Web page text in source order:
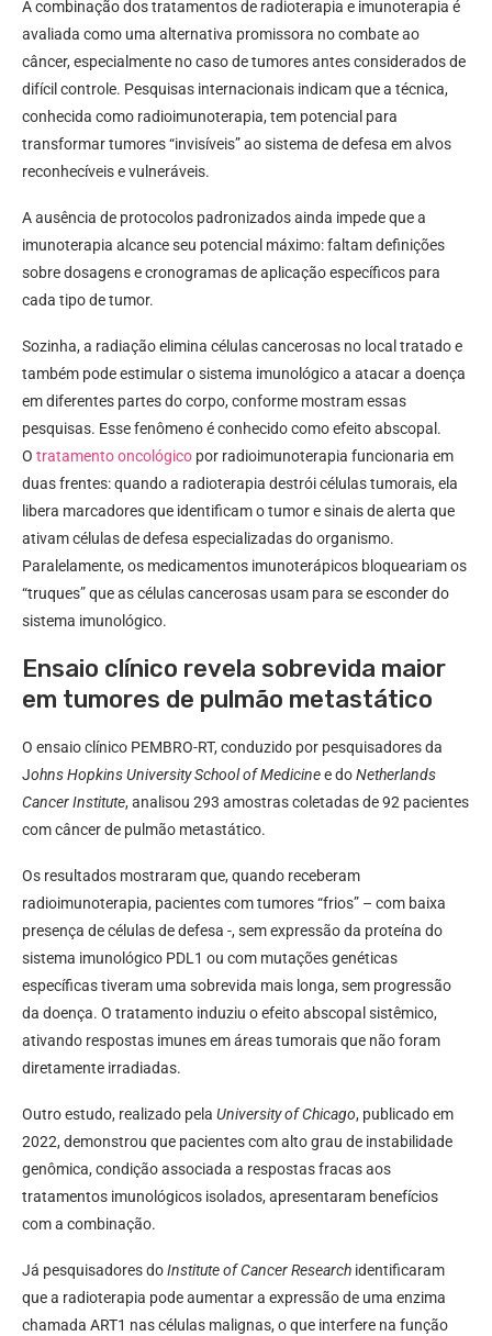
A combinação dos tratamentos de radioterapia e imunoterapia é
avaliada como uma alternativa promissora no combate ao
câncer, especialmente no caso de tumores antes considerados de
difícil controle. Pesquisas internacionais indicam que a técnica,
conhecida como radioimunoterapia, tem potencial para
transformar tumores “invisíveis” ao sistema de defesa em alvos
reconhecíveis e vulneráveis.
A ausência de protocolos padronizados ainda impede que a
imunoterapia alcance seu potencial máximo: faltam definições
sobre dosagens e cronogramas de aplicação específicos para
cada tipo de tumor.
Sozinha, a radiação elimina células cancerosas no local tratado e
também pode estimular o sistema imunológico a atacar a doença
em diferentes partes do corpo, conforme mostram essas
pesquisas. Esse fenômeno é conhecido como efeito abscopal.
O tratamento oncológico por radioimunoterapia funcionaria em
duas frentes: quando a radioterapia destrói células tumorais, ela
libera marcadores que identificam o tumor e sinais de alerta que
ativam células de defesa especializadas do organismo.
Paralelamente, os medicamentos imunoterápicos bloqueariam os
“truques” que as células cancerosas usam para se esconder do
sistema imunológico.
Ensaio clínico revela sobrevida maior
em tumores de pulmão metastático
O ensaio clínico PEMBRO-RT, conduzido por pesquisadores da
Johns Hopkins University School of Medicinee doNetherlands
Cancer Institute, analisou 293 amostras coletadas de 92 pacientes
com câncer de pulmão metastático.
Os resultados mostraram que, quando receberam
radioimunoterapia, pacientes com tumores “frios” – com baixa
presença de células de defesa -, sem expressão da proteína do
sistema imunológico PDL1 ou com mutações genéticas
específicas tiveram uma sobrevida mais longa, sem progressão
da doença. O tratamento induziu o efeito abscopal sistêmico,
ativando respostas imunes em áreas tumorais que não foram
diretamente irradiadas.
Outro estudo, realizado pela University of Chicago, publicado em
2022, demonstrou que pacientes com alto grau de instabilidade
genômica, condição associada a respostas fracas aos
tratamentos imunológicos isolados, apresentaram benefícios
com a combinação.
Já pesquisadores doInstitute of Cancer Research identificaram
que a radioterapia pode aumentar a expressão de uma enzima
chamada ART1 nas células malignas, o que interfere na função